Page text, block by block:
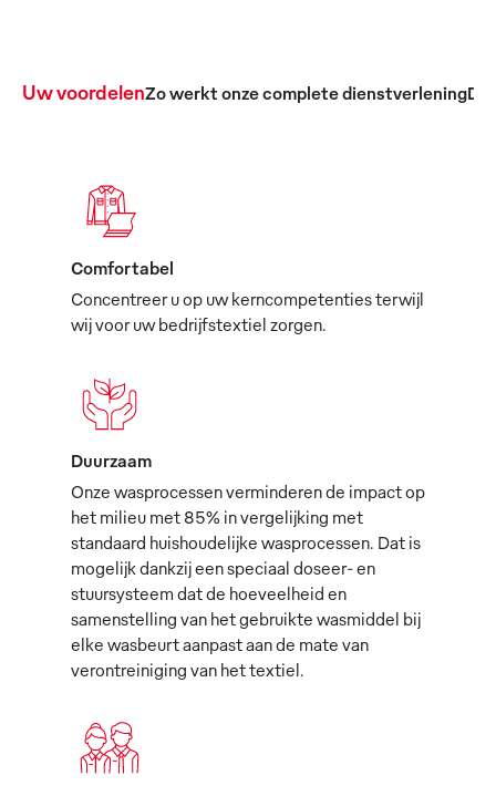
Uw voordelenZo werkt onze complete dienstverleningDe
Comfortabel
Concentreer u op uw kerncompetenties terwijl
wij voor uw bedrijfstextiel zorgen.
Duurzaam
Onze wasprocessen verminderen de impact op
het milieu met 85% in vergelijking met
standaard huishoudelijke wasprocessen. Dat is
mogelijk dankzij een speciaal doseer- en
stuursysteem dat de hoeveelheid en
samenstelling van het gebruikte wasmiddel bij
elke wasbeurt aanpast aan de mate van
verontreiniging van het textiel.